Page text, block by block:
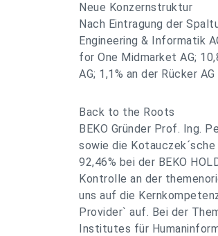
Neue Konzernstruktur
Nach Eintragung der
Engineering & Informatik
for One Midmarket AG;
AG; 1,1% an der Rücker
Back to the Roots
BEKO Gründer Prof. Ing.
sowie die
92,46% bei der BEKO
Kontrolle an der
uns auf die
Provider` auf. Bei der
Institutes für